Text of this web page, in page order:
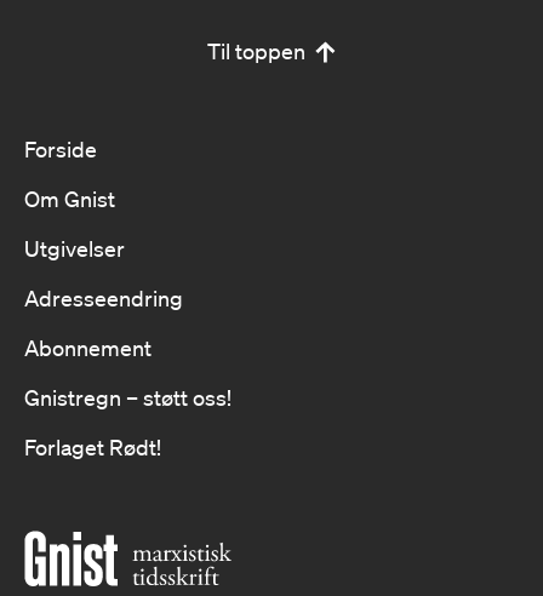
Til toppen
Forside
Om Gnist
Utgivelser
Adresseendring
Abonnement
Gnistregn – støtt oss!
Forlaget Rødt!